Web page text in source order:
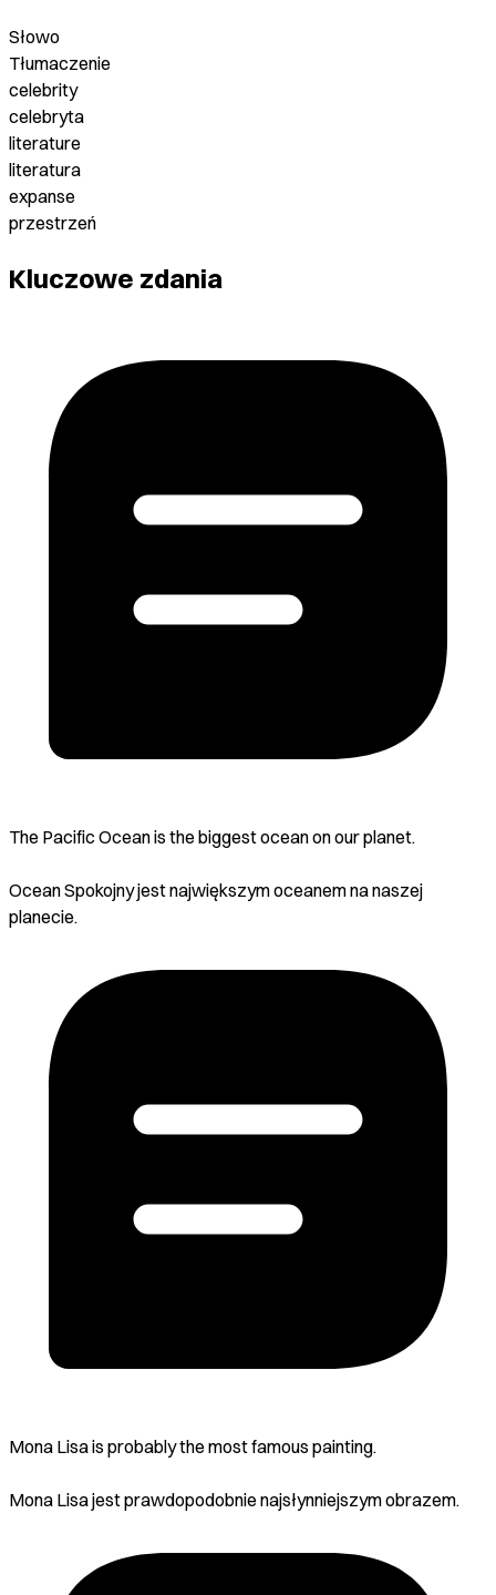
Słowo
Tłumaczenie
celebrity
celebryta
literature
literatura
expanse
przestrzeń
Kluczowe zdania
The Pacific Ocean is the biggest ocean on our planet.
Ocean Spokojny jest największym oceanem na naszej
planecie.
Mona Lisa is probably the most famous painting.
Mona Lisa jest prawdopodobnie najsłynniejszym obrazem.